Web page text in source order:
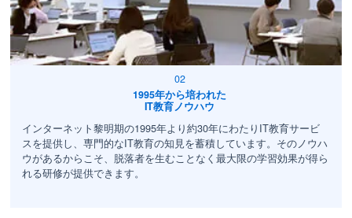
1995年から培われた
IT教育ノウハウ
インターネット黎明期の1995年より約30年にわたりIT教育サービ
スを提供し、専門的なIT教育の知見を蓄積しています。そのノウハ
ウがあるからこそ、脱落者を生むことなく最大限の学習効果が得ら
れる研修が提供できます。